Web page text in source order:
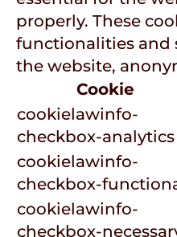
properly. These
functionalities and
the website,
Cookie
cookielawinfo-
checkbox-analytics
cookielawinfo-
checkbox-
cookielawinfo-
checkbox-